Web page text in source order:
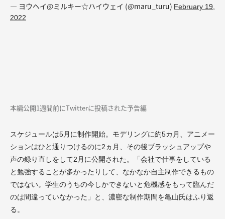
— ヨウヘイ@ミルキー☆ハイウェイ (@maru_turu) February 19,
2022
本編公開1週間前にTwitterに投稿された予告編
スケジュールは5月に制作開始。モデリングに約5カ月、アニメー
ションはひと通りつけるのに2ヵ月、その後ブラッシュアップや
声の録り直しをして2月に公開された。「会社で仕事をしている
と勉強することが多かったりして、なかなか自主制作できるもの
ではない。学生のうちの今しかできないと危機感をもって臨んだ
のは間違っていなかった」と、濃密な制作期間を亀山氏はふり返
る。